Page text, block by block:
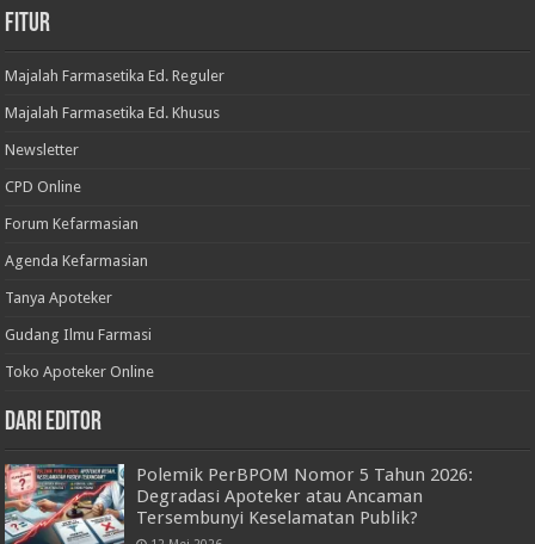
Fitur
Majalah Farmasetika Ed. Reguler
Majalah Farmasetika Ed. Khusus
Newsletter
CPD Online
Forum Kefarmasian
Agenda Kefarmasian
Tanya Apoteker
Gudang Ilmu Farmasi
Toko Apoteker Online
Dari Editor
Polemik PerBPOM Nomor 5 Tahun 2026:
Degradasi Apoteker atau Ancaman
Tersembunyi Keselamatan Publik?